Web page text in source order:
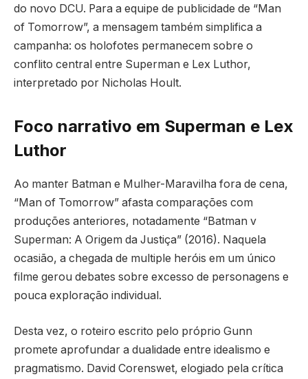
do novo DCU. Para a equipe de publicidade de “Man
of Tomorrow”, a mensagem também simplifica a
campanha: os holofotes permanecem sobre o
conflito central entre Superman e Lex Luthor,
interpretado por Nicholas Hoult.
Foco narrativo em Superman e Lex
Luthor
Ao manter Batman e Mulher-Maravilha fora de cena,
“Man of Tomorrow” afasta comparações com
produções anteriores, notadamente “Batman v
Superman: A Origem da Justiça” (2016). Naquela
ocasião, a chegada de multiple heróis em um único
filme gerou debates sobre excesso de personagens e
pouca exploração individual.
Desta vez, o roteiro escrito pelo próprio Gunn
promete aprofundar a dualidade entre idealismo e
pragmatismo. David Corenswet, elogiado pela crítica